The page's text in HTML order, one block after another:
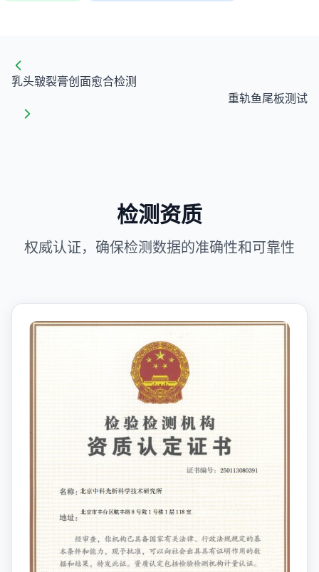
乳头皲裂膏创面愈合检测
重轨鱼尾板测试
检测资质
权威认证，确保检测数据的准确性和可靠性